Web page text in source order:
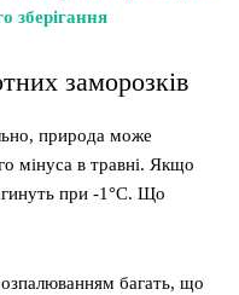
зберігання
заморозків
природа може
мінуса в травні. Якщо
при -1°C. Що
багать, що